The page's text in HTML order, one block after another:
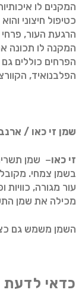
המקנים לו
כטיפול חיצוני
הרגעת העור, פרחי
המקנה לו תכונה
הפרחים כוללים
הפלבנואיד,
שמן זי כאו /
זי כאו​– שמן
בשמן צמחי.
עור מגורה,
מכילה את שמן
השמן משמש גם
כדאי לדעת